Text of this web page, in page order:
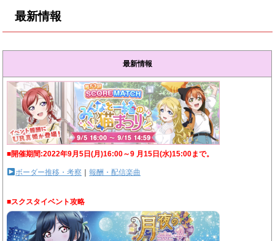
最新情報
最新情報
■開催期間:2022年9月5日(月)16:00～9 月15日(水)15:00まで。
ボーダー推移・考察 ｜報酬・配信楽曲
■スクスタイベント攻略